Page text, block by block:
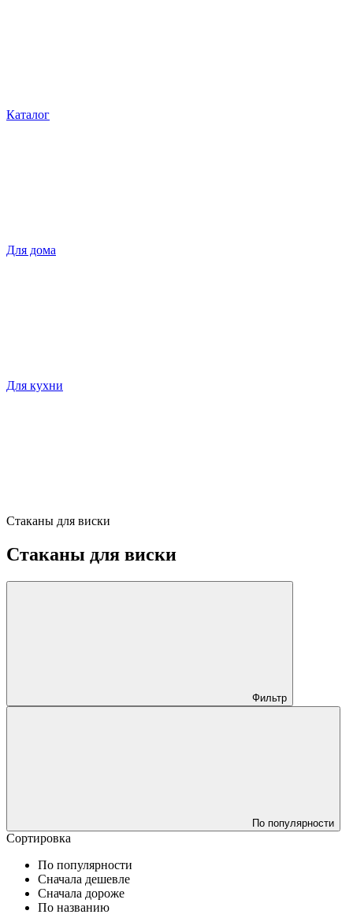
Каталог
Для дома
Для кухни
Стаканы для виски
Стаканы для виски
Фильтр
По популярности
Сортировка
По популярности
Сначала дешевле
Сначала дороже
По названию